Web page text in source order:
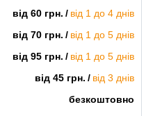
від 60 грн.
від 1 до 4 днів
від 70 грн.
від 1 до 5 днів
від 95 грн.
від 1 до 5 днів
від 45 грн.
від 3 днів
безкоштовно